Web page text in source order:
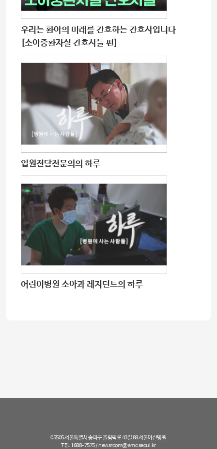
우리는 환아의 미래를 간호하는 간호사입니다
[소아중환자실 간호사들 편]
입원전담전문의의 하루
어린이병원 소아과 레지던트의 하루
05505 서울특별시 송파구 올림픽로 43길 88 서울아산병원
TEL 1688-7575 /newsroom@amc.seoul.kr